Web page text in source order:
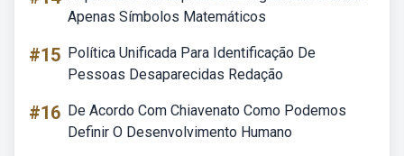
Apenas Símbolos Matemáticos
#15 Política Unificada Para Identificação De
Pessoas Desaparecidas Redação
#16 De Acordo Com Chiavenato Como Podemos
Definir O Desenvolvimento Humano